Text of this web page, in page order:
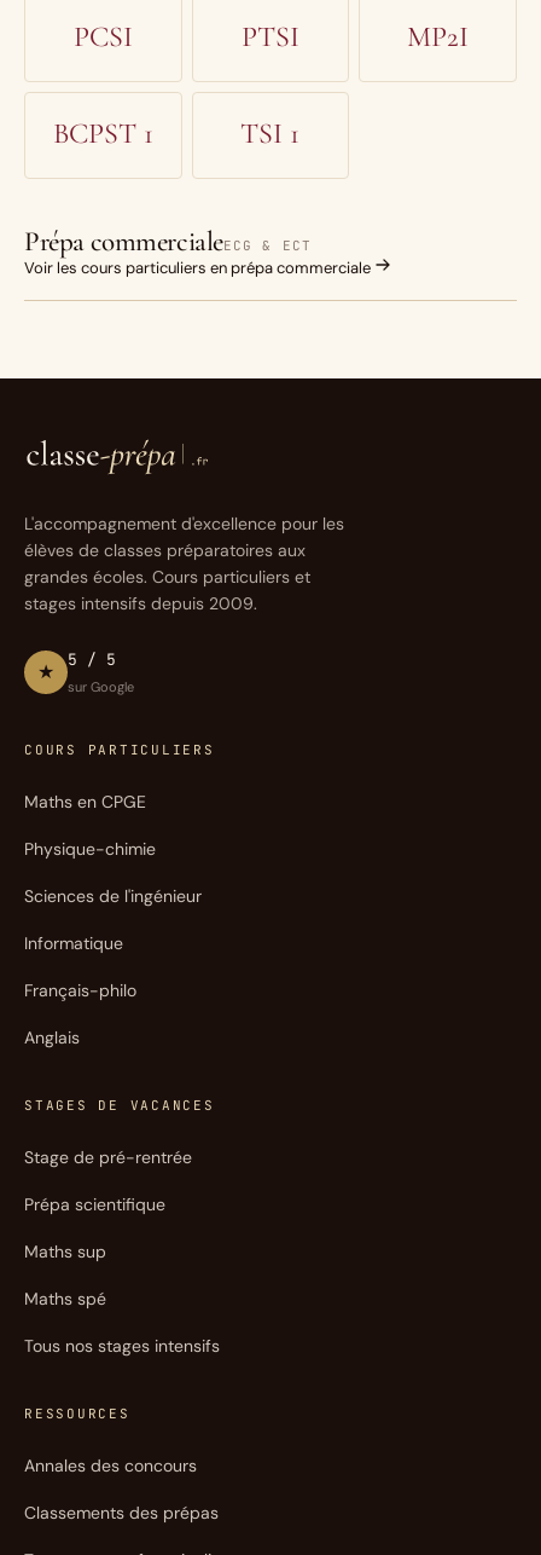
PCSI PTSI MP2I
BCPST 1 TSI 1
Prépa commercialeECG & ECT
Voir les cours particuliers en prépa commerciale
L'accompagnement d'excellence pour les
élèves de classes préparatoires aux
grandes écoles. Cours particuliers et
stages intensifs depuis 2009.
★ 5 / 5
sur Google
COURS PARTICULIERS
Maths en CPGE
Physique-chimie
Sciences de l'ingénieur
Informatique
Français-philo
Anglais
STAGES DE VACANCES
Stage de pré-rentrée
Prépa scientifique
Maths sup
Maths spé
Tous nos stages intensifs
RESSOURCES
Annales des concours
Classements des prépas